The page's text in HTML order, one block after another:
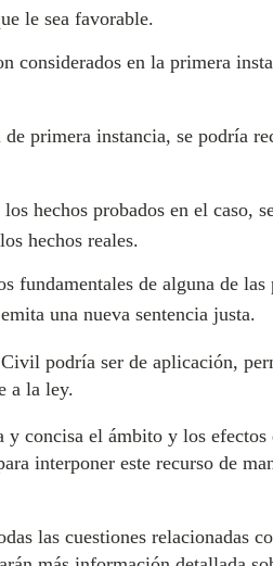
le sea favorable.
considerados en la primera
primera instancia, se podría
hechos probados en el caso,
hechos reales.
fundamentales de alguna de
una nueva sentencia justa.
podría ser de aplicación,
a la ley.
concisa el ámbito y los efectos
interponer este recurso de
las cuestiones relacionadas